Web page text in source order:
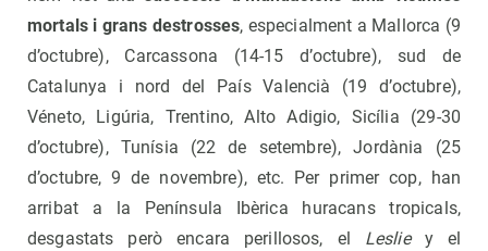
mortals i grans destrosses, especialment a Mallorca (9
d’octubre), Carcassona (14-15 d’octubre), sud de
Catalunya i nord del País Valencià (19 d’octubre),
Véneto, Ligúria, Trentino, Alto Adigio, Sicília (29-30
d’octubre), Tunísia (22 de setembre), Jordània (25
d’octubre, 9 de novembre), etc. Per primer cop, han
arribat a la Península Ibèrica huracans tropicals,
desgastats però encara perillosos, el Leslie y el